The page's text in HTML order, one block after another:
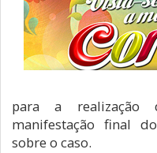
para a realização
manifestação final
sobre o caso.